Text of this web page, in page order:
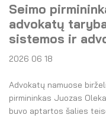
Garbės
Garbės
El.
LT
Seimo
advokatų
sistemos ir
2026 06 18
Advokatų namuose
pirmininkas Juozas
buvo aptartos šalies